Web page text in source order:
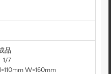
品
1/7
W=160mm